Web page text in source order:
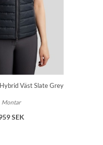
Väst Slate Grey
Montar
SEK